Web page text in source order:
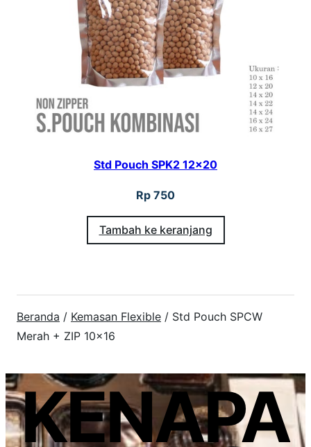
Std Pouch SPK2 12×20
Rp 750
Tambah ke keranjang
Beranda / Kemasan Flexible / Std Pouch SPCW
Merah + ZIP 10×16
KENAPA